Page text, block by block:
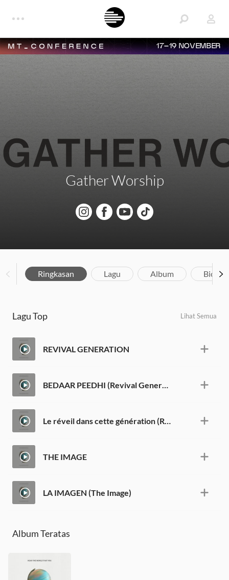
17–19 NOVEMBER
Gather Worship
Ringkasan Lagu Album
Lagu Top Lihat Semua
REVIVAL GENERATION
THE IMAGE
LA IMAGEN (The Image)
Album Teratas